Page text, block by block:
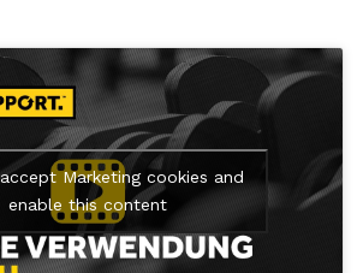
Marketing cookies and
enable this content